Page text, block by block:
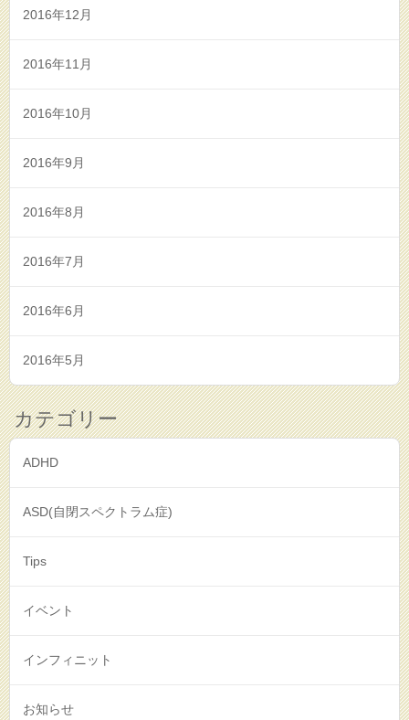
2016年12月
2016年11月
2016年10月
2016年9月
2016年8月
2016年7月
2016年6月
2016年5月
カテゴリー
ADHD
ASD(自閉スペクトラム症)
Tips
イベント
インフィニット
お知らせ